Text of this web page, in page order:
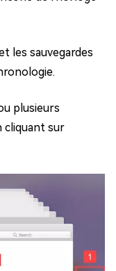
les sauvegardes
plusieurs
cliquant sur